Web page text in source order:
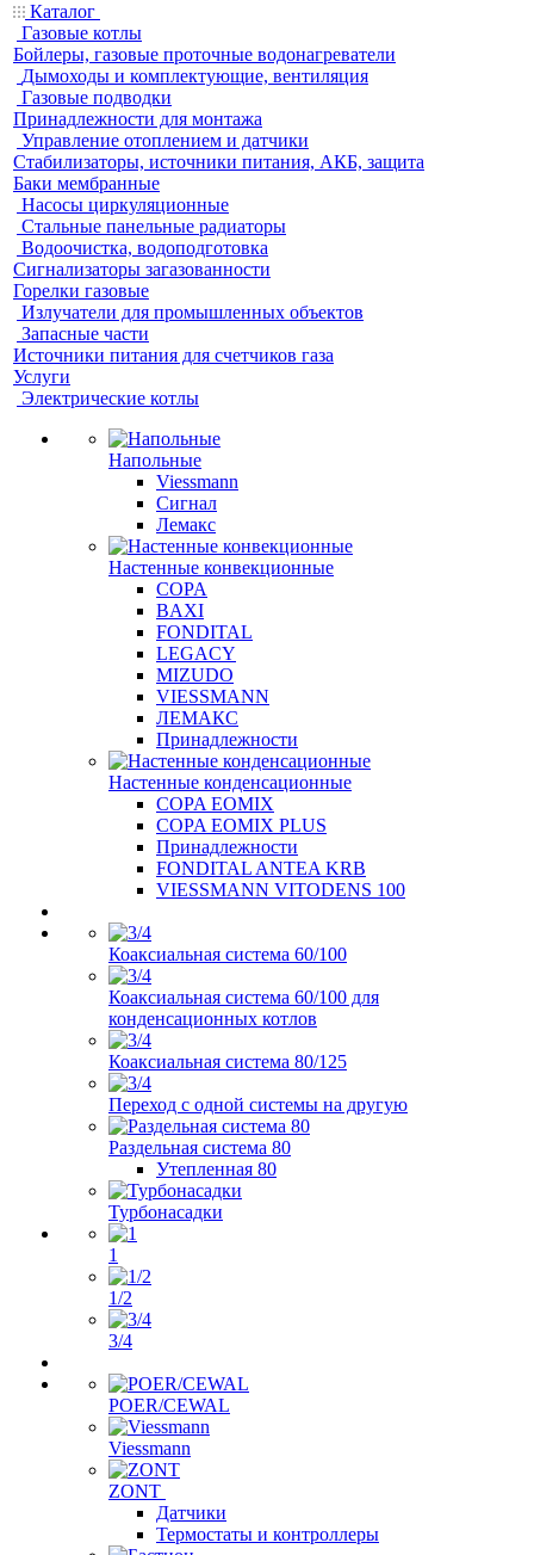
Каталог
Газовые котлы
Бойлеры, газовые проточные водонагреватели
Дымоходы и комплектующие, вентиляция
Газовые подводки
Принадлежности для монтажа
Управление отоплением и датчики
Стабилизаторы, источники питания, АКБ, защита
Баки мембранные
Насосы циркуляционные
Стальные панельные радиаторы
Водоочистка, водоподготовка
Сигнализаторы загазованности
Горелки газовые
Излучатели для промышленных объектов
Запасные части
Источники питания для счетчиков газа
Услуги
Электрические котлы
Напольные
Viessmann
Сигнал
Лемакс
Настенные конвекционные
COPA
BAXI
FONDITAL
LEGACY
MIZUDO
VIESSMANN
ЛЕМАКС
Принадлежности
Настенные конденсационные
COPA EOMIX
COPA EOMIX PLUS
Принадлежности
FONDITAL ANTEA KRB
VIESSMANN VITODENS 100
Коаксиальная система 60/100
Коаксиальная система 60/100 для
конденсационных котлов
Коаксиальная система 80/125
Переход с одной системы на другую
Раздельная система 80
Утепленная 80
Турбонасадки
1
1/2
3/4
POER/CEWAL
Viessmann
ZONT
Датчики
Термостаты и контроллеры